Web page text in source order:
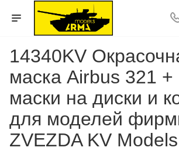
14340KV
маска Аirbus 321 +
маски на диски и
для моделей
ZVEZDA KV Models